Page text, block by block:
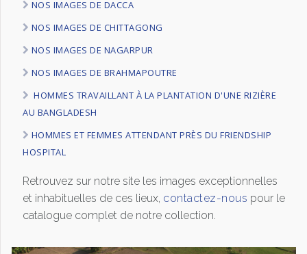
NOS IMAGES DE DACCA
NOS IMAGES DE CHITTAGONG
NOS IMAGES DE NAGARPUR
NOS IMAGES DE BRAHMAPOUTRE
HOMMES TRAVAILLANT À LA PLANTATION D'UNE RIZIÈRE
AU BANGLADESH
HOMMES ET FEMMES ATTENDANT PRÈS DU FRIENDSHIP
HOSPITAL
Retrouvez sur notre site les images exceptionnelles
et inhabituelles de ces lieux, contactez-nous pour le
catalogue complet de notre collection.